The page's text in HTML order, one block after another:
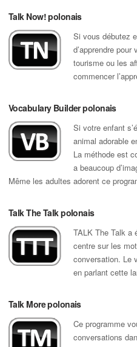
Talk Now! polonais
Si vous débutez
d’apprendre
tourisme ou les
commencer
Vocabulary Builder polonais
Si votre enfant
animal adorable
La méthode est
a beaucoup
Même les adultes adorent ce
Talk The Talk polonais
TALK The Talk a
centre sur les
conversation. Le
en parlant cette
Talk More polonais
Ce programme
conversations